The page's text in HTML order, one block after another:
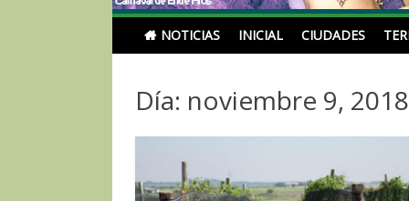
Noticias
NOTICIAS INICIAL CIUDADES
Día: noviembre 9, 2018